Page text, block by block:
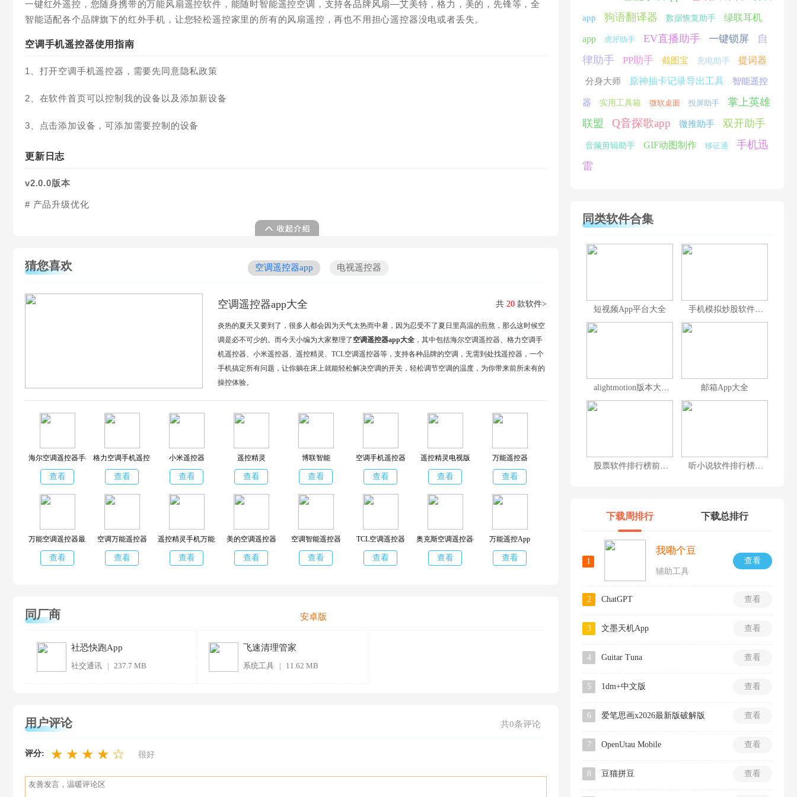
一键红外遥控，您随身携带的万能风扇遥控软件，能随时智能遥控空调，支持各品牌风扇—艾美特，格力，美的，先锋等，全
智能适配各个品牌旗下的红外手机，让您轻松遥控家里的所有的风扇遥控，再也不用担心遥控器没电或者丢失。
空调手机遥控器使用指南
1、打开空调手机遥控器，需要先同意隐私政策
2、在软件首页可以控制我的设备以及添加新设备
3、点击添加设备，可添加需要控制的设备
更新日志
v2.0.0版本
# 产品升级优化
猜您喜欢 空调遥控器app 电视遥控器
空调遥控器app大全 共 20 款软件>
炎热的夏天又要到了，很多人都会因为天气太热而中暑，因为忍受不了夏日里高温的煎熬，那么这时候空
调是必不可少的。而今天小编为大家整理了 空调遥控器app大全 ，其中包括海尔空调遥控器、格力空调手
机遥控器、小米遥控器、遥控精灵、TCL空调遥控器等，支持各种品牌的空调，无需到处找遥控器，一个
手机搞定所有问题，让你躺在床上就能轻松解决空调的开关，轻松调节空调的温度，为你带来前所未有的
操控体验。
海尔空调遥控器手机版
查看
格力空调手机遥控器手机版
查看
小米遥控器
查看
遥控精灵
查看
博联智能
查看
空调手机遥控器
查看
遥控精灵电视版
查看
万能遥控器
查看
万能空调遥控器最新版本
查看
空调万能遥控器
查看
遥控精灵手机万能遥控器
查看
美的空调遥控器
查看
空调智能遥控器
查看
TCL空调遥控器
查看
奥克斯空调遥控器手机版
查看
万能遥控App
查看
同厂商 安卓版
社恐快跑App
社交通讯 | 237.7 MB
飞速清理管家
系统工具 | 11.62 MB
用户评论 共0条评论
评分: ★ ★ ★ ★ ☆ 很好
app 狗语翻译器 数据恢复助手 绿联耳机
app 虎牙助手 EV直播助手 一键锁屏
自
律助手
PP助手 截图宝 充电助手 提词器
分身大师 原神抽卡记录导出工具 智能遥控
器 实用工具箱 微软桌面 投屏助手
掌上英雄
联盟
Q音探歌app 微推助手 双开助手
音频剪辑助手 GIF动图制作 移证通
手机迅
雷
同类软件合集
短视频App平台大全 手机模拟炒股软件合集
alightmotion版本大全 邮箱App大全
股票软件排行榜前十名 听小说软件排行榜前十名
下载周排行 下载总排行
1 查看
我嘞个豆
辅助工具
2 查看
ChatGPT
3 查看
文墨天机App
4 查看
Guitar Tuna
5 查看
1dm+中文版
6 查看
爱笔思画x2026最新版破解版
7 查看
OpenUtau Mobile
8 查看
豆猫拼豆